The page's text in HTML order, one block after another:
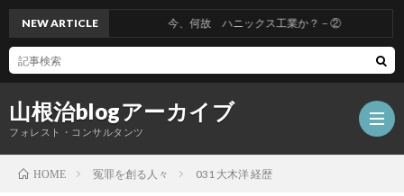
山根治blogアーカイブ
フォレスト・コンサルタンツ
NEW ARTICLE 今、何故 ハニックス工業か？－②
HOME 冤罪を創る人々 031 大木洋 経歴